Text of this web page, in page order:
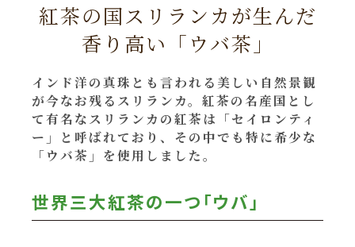
紅茶の国スリランカが生んだ
香り高い「ウバ茶」
インド洋の真珠とも言われる美しい自然景観
が今なお残る スリランカ。紅茶の名産国とし
て有名なスリランカの紅茶は 「セイロンティ
ー」と呼ばれており、その中でも特に希少な
「ウバ茶」を使用しました。
世界三大紅茶の一つ「ウバ」